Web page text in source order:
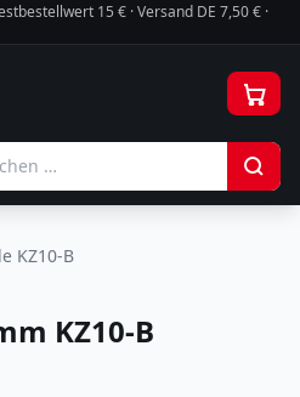
15 € · Versand DE 7,50 € ·
KZ10-B
KZ10-B